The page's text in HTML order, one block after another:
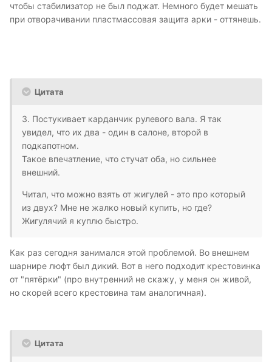
чтобы стабилизатор не был поджат. Немного будет мешать
при отворачивании пластмассовая защита арки - оттянешь.
Цитата
3. Постукивает карданчик рулевого вала. Я так
увидел, что их два - один в салоне, второй в
подкапотном.
Такое впечатление, что стучат оба, но сильнее
внешний.
Читал, что можно взять от жигулей - это про который
из двух? Мне не жалко новый купить, но где?
Жигулячий я куплю быстро.
Как раз сегодня занимался этой проблемой. Во внешнем
шарнире люфт был дикий. Вот в него подходит крестовинка
от "пятёрки" (про внутренний не скажу, у меня он живой,
но скорей всего крестовина там аналогичная).
Цитата